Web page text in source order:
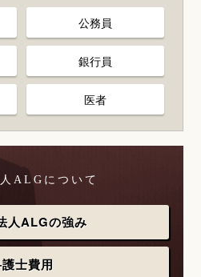
公務員
銀行員
医者
ALGについて
人ALGの強み
士費用